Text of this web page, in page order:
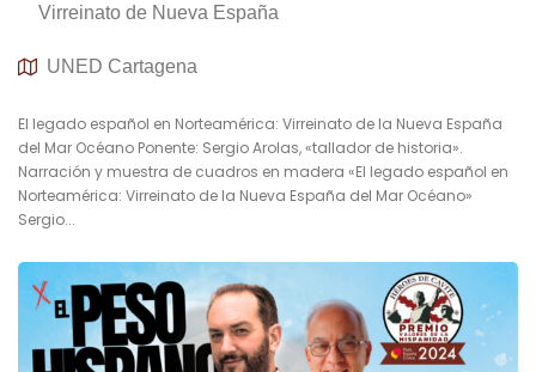
Virreinato de Nueva España
UNED Cartagena
El legado español en Norteamérica: Virreinato de la Nueva España
del Mar Océano Ponente: Sergio Arolas, «tallador de historia».
Narración y muestra de cuadros en madera «El legado español en
Norteamérica: Virreinato de la Nueva España del Mar Océano»
Sergio...